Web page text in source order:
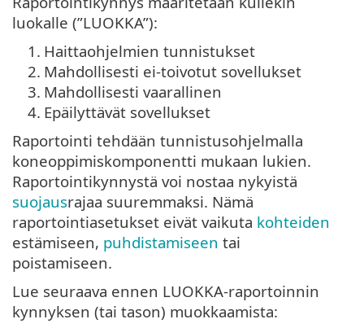
luokalle (”LUOKKA”):
1. Haittaohjelmien tunnistukset
2. Mahdollisesti ei-toivotut sovellukset
3. Mahdollisesti vaarallinen
4. Epäilyttävät sovellukset
Raportointi tehdään tunnistusohjelmalla
koneoppimiskomponentti mukaan lukien.
Raportointikynnystä voi nostaa nykyistä
suojausrajaa suuremmaksi. Nämä
raportointiasetukset eivät vaikuta kohteiden
estämiseen, puhdistamiseen tai
poistamiseen.
Lue seuraava ennen LUOKKA-raportoinnin
kynnyksen (tai tason) muokkaamista: